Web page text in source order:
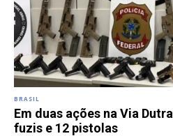
BRASIL
Em duas ações na Via
fuzis e 12 pistolas